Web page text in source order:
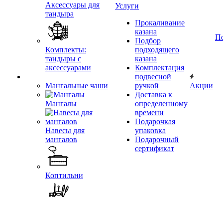
Аксессуары для
тандыра
Комплекты:
тандыры с
аксессуарами
Мангальные чаши
Мангалы
Навесы для
мангалов
Коптильни
Услуги
Прокаливание
казана
Подбор
подходящего
казана
Комплектация
подвесной
ручкой
Доставка к
определенному
времени
Подарочкая
упаковка
Подарочный
сертификат
Акции